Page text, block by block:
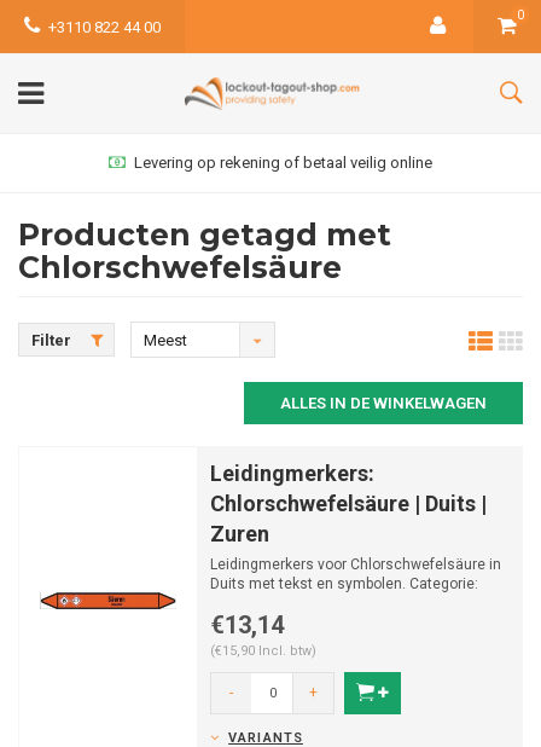
+3110 822 44 00
0
Levering op rekening of betaal veilig online
Producten getagd met
Chlorschwefelsäure
Filter
Meest
ALLES IN DE WINKELWAGEN
Leidingmerkers:
Chlorschwefelsäure | Duits |
Zuren
Leidingmerkers voor Chlorschwefelsäure in
Duits met tekst en symbolen. Categorie:
€13,14
(€15,90 Incl. btw)
- +
VARIANTS